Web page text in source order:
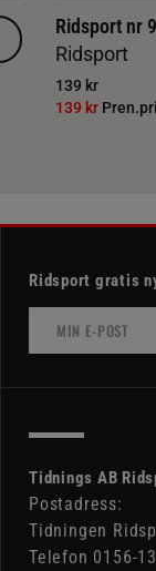
Ridsport nr
Ridsport
139 kr
139 kr
Ridsport gratis
Tidnings AB
Postadress:
Tidningen
Telefon 0156-